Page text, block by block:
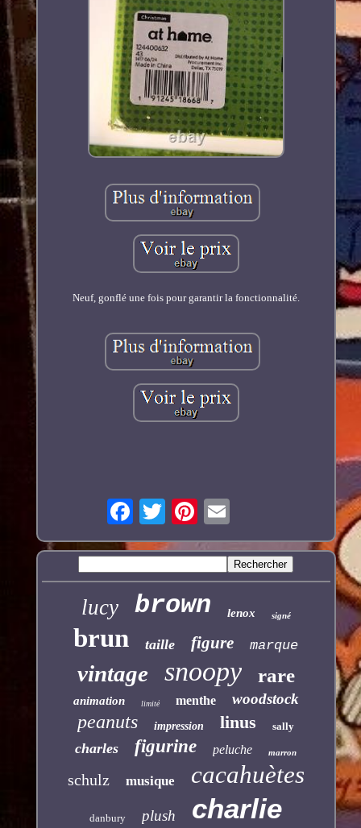
Neuf, gonflé une fois pour garantir la fonctionnalité.
lucy brown lenox signé
brun taille figure marque
vintage snoopy rare
animation limité menthe woodstock
peanuts impression linus sally
charles figurine peluche marron
schulz musique cacahuètes
danbury plush charlie